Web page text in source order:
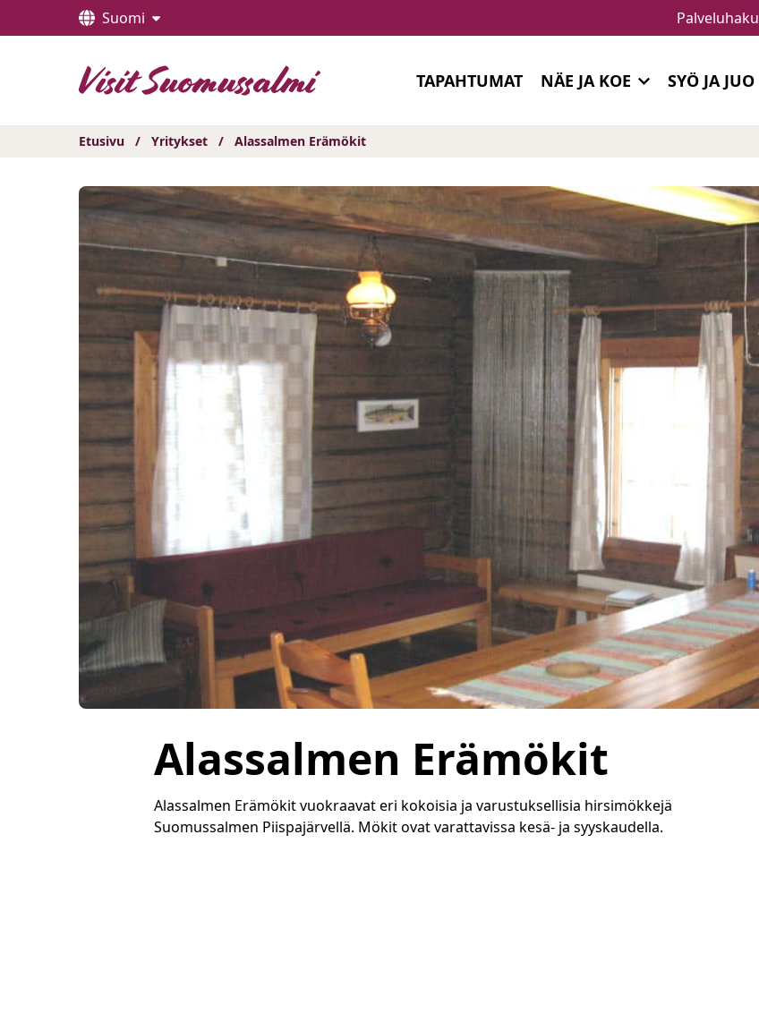
sisältöön
Suomi Palveluhaku
TAPAHTUMAT NÄE JA KOE SYÖ JA JUO
Etusivu / Yritykset / Alassalmen Erämökit
Alassalmen Erämökit
Alassalmen Erämökit vuokraavat eri kokoisia ja varustuksellisia hirsimökkejä
Suomussalmen Piispajärvellä. Mökit ovat varattavissa kesä- ja syyskaudella.